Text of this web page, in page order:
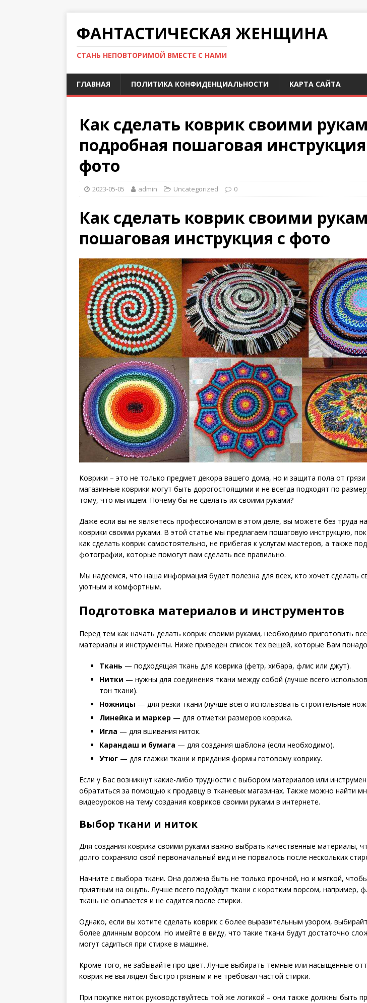
ФАНТАСТИЧЕСКАЯ ЖЕНЩИНА
СТАНЬ НЕПОВТОРИМОЙ ВМЕСТЕ С НАМИ
ГЛАВНАЯ ПОЛИТИКА КОНФИДЕНЦИАЛЬНОСТИ КАРТА САЙТА
Как сделать коврик своими
подробная пошаговая
фото
2023-05-05 admin Uncategorized 0
Как сделать коврик своими
пошаговая инструкция с фото
Коврики – это не только предмет декора вашего дома, но и защита пола от
магазинные коврики могут быть дорогостоящими и не всегда подходят по
тому, что мы ищем. Почему бы не сделать их своими руками?
Даже если вы не являетесь профессионалом в этом деле, вы можете без труда
коврики своими руками. В этой статье мы предлагаем пошаговую инструкцию,
как сделать коврик самостоятельно, не прибегая к услугам мастеров, а также
фотографии, которые помогут вам сделать все правильно.
Мы надеемся, что наша информация будет полезна для всех, кто хочет сделать
уютным и комфортным.
Подготовка материалов и инструментов
Перед тем как начать делать коврик своими руками, необходимо приготовить
материалы и инструменты. Ниже приведен список тех вещей, которые Вам
Ткань — подходящая ткань для коврика (фетр, хибара, флис или джут).
Нитки — нужны для соединения ткани между собой (лучше всего
тон ткани).
Ножницы — для резки ткани (лучше всего использовать строительные
Линейка и маркер — для отметки размеров коврика.
Игла — для вшивания ниток.
Карандаш и бумага — для создания шаблона (если необходимо).
Утюг — для глажки ткани и придания формы готовому коврику.
Если у Вас возникнут какие-либо трудности с выбором материалов или
обратиться за помощью к продавцу в тканевых магазинах. Также можно найти
видеоуроков на тему создания ковриков своими руками в интернете.
Выбор ткани и ниток
Для создания коврика своими руками важно выбрать качественные материалы,
долго сохраняло свой первоначальный вид и не порвалось после нескольких
Начните с выбора ткани. Она должна быть не только прочной, но и мягкой,
приятным на ощупь. Лучше всего подойдут ткани с коротким ворсом, например,
ткань не осыпается и не садится после стирки.
Однако, если вы хотите сделать коврик с более выразительным узором,
более длинным ворсом. Но имейте в виду, что такие ткани будут достаточно
могут садиться при стирке в машине.
Кроме того, не забывайте про цвет. Лучше выбирать темные или насыщенные
коврик не выглядел быстро грязным и не требовал частой стирки.
При покупке ниток руководствуйтесь той же логикой – они также должны быть